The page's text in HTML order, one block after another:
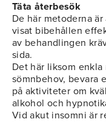
Täta återbesök
De här metoderna
visat bibehållen
av behandlingen
sida.
Det här liksom
sömnbehov, bevara
på aktiviteter om
alkohol och
Vid akut insomni är